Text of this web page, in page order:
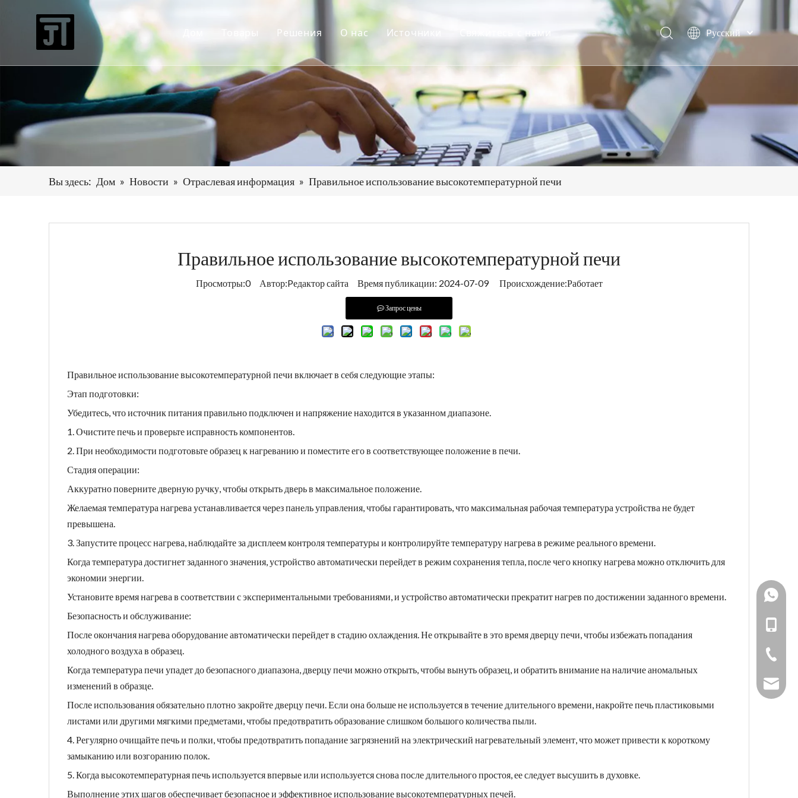
Высокотемпературная печь для графитизации
Непрерывная печь
печь для спекания
Печь для осаждения
Печь карбонизации
Оборудование для электрообогрева
Решения
Приложения
Проекты
О нас
Послепродажное обслуживание
Источники
Сертификаты
Скачать
Свяжитесь с нами
Pусский
日本語
Deutsch
English
Вы здесь: Дом » Новости » Отраслевая информация » Правильное использование высокотемпературной печи
Правильное использование высокотемпературной печи
Просмотры:0Автор:Pедактор сайта Время публикации: 2024-07-09 Происхождение:Работает
Запрос цены
Правильное использование высокотемпературной печи включает в себя следующие этапы:
Этап подготовки:
Убедитесь, что источник питания правильно подключен и напряжение находится в указанном диапазоне.
1. Очистите печь и проверьте исправность компонентов.
2. При необходимости подготовьте образец к нагреванию и поместите его в соответствующее положение в печи.
Стадия операции:
Аккуратно поверните дверную ручку, чтобы открыть дверь в максимальное положение.
Желаемая температура нагрева устанавливается через панель управления, чтобы гарантировать, что максимальная рабочая температура устройства не будет
превышена.
3. Запустите процесс нагрева, наблюдайте за дисплеем контроля температуры и контролируйте температуру нагрева в режиме реального времени.
Когда температура достигнет заданного значения, устройство автоматически перейдет в режим сохранения тепла, после чего кнопку нагрева можно отключить для
экономии энергии.
Установите время нагрева в соответствии с экспериментальными требованиями, и устройство автоматически прекратит нагрев по достижении заданного времени.
Безопасность и обслуживание:
После окончания нагрева оборудование автоматически перейдет в стадию охлаждения. Не открывайте в это время дверцу печи, чтобы избежать попадания
холодного воздуха в образец.
Когда температура печи упадет до безопасного диапазона, дверцу печи можно открыть, чтобы вынуть образец, и обратить внимание на наличие аномальных
изменений в образце.
После использования обязательно плотно закройте дверцу печи. Если она больше не используется в течение длительного времени, накройте печь пластиковыми
листами или другими мягкими предметами, чтобы предотвратить образование слишком большого количества пыли.
4. Регулярно очищайте печь и полки, чтобы предотвратить попадание загрязнений на электрический нагревательный элемент, что может привести к короткому
замыканию или возгоранию полок.
5. Когда высокотемпературная печь используется впервые или используется снова после длительного простоя, ее следует высушить в духовке.
Выполнение этих шагов обеспечивает безопасное и эффективное использование высокотемпературных печей.
+86-